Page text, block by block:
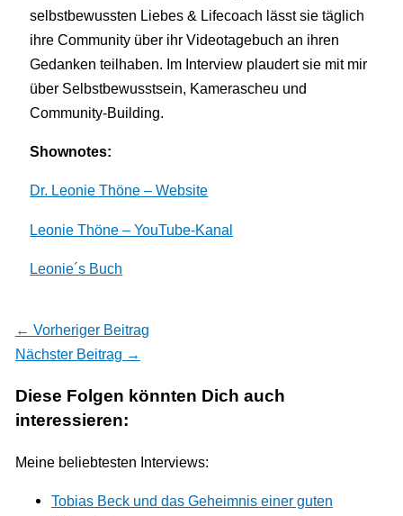
selbstbewussten Liebes & Lifecoach lässt sie täglich
ihre Community über ihr Videotagebuch an ihren
Gedanken teilhaben. Im Interview plaudert sie mit mir
über Selbstbewusstsein, Kamerascheu und
Community-Building.
Shownotes:
Dr. Leonie Thöne – Website
Leonie Thöne – YouTube-Kanal
Leonie´s Buch
← Vorheriger Beitrag
Nächster Beitrag →
Diese Folgen könnten Dich auch
interessieren:
Meine beliebtesten Interviews:
Tobias Beck und das Geheimnis einer guten